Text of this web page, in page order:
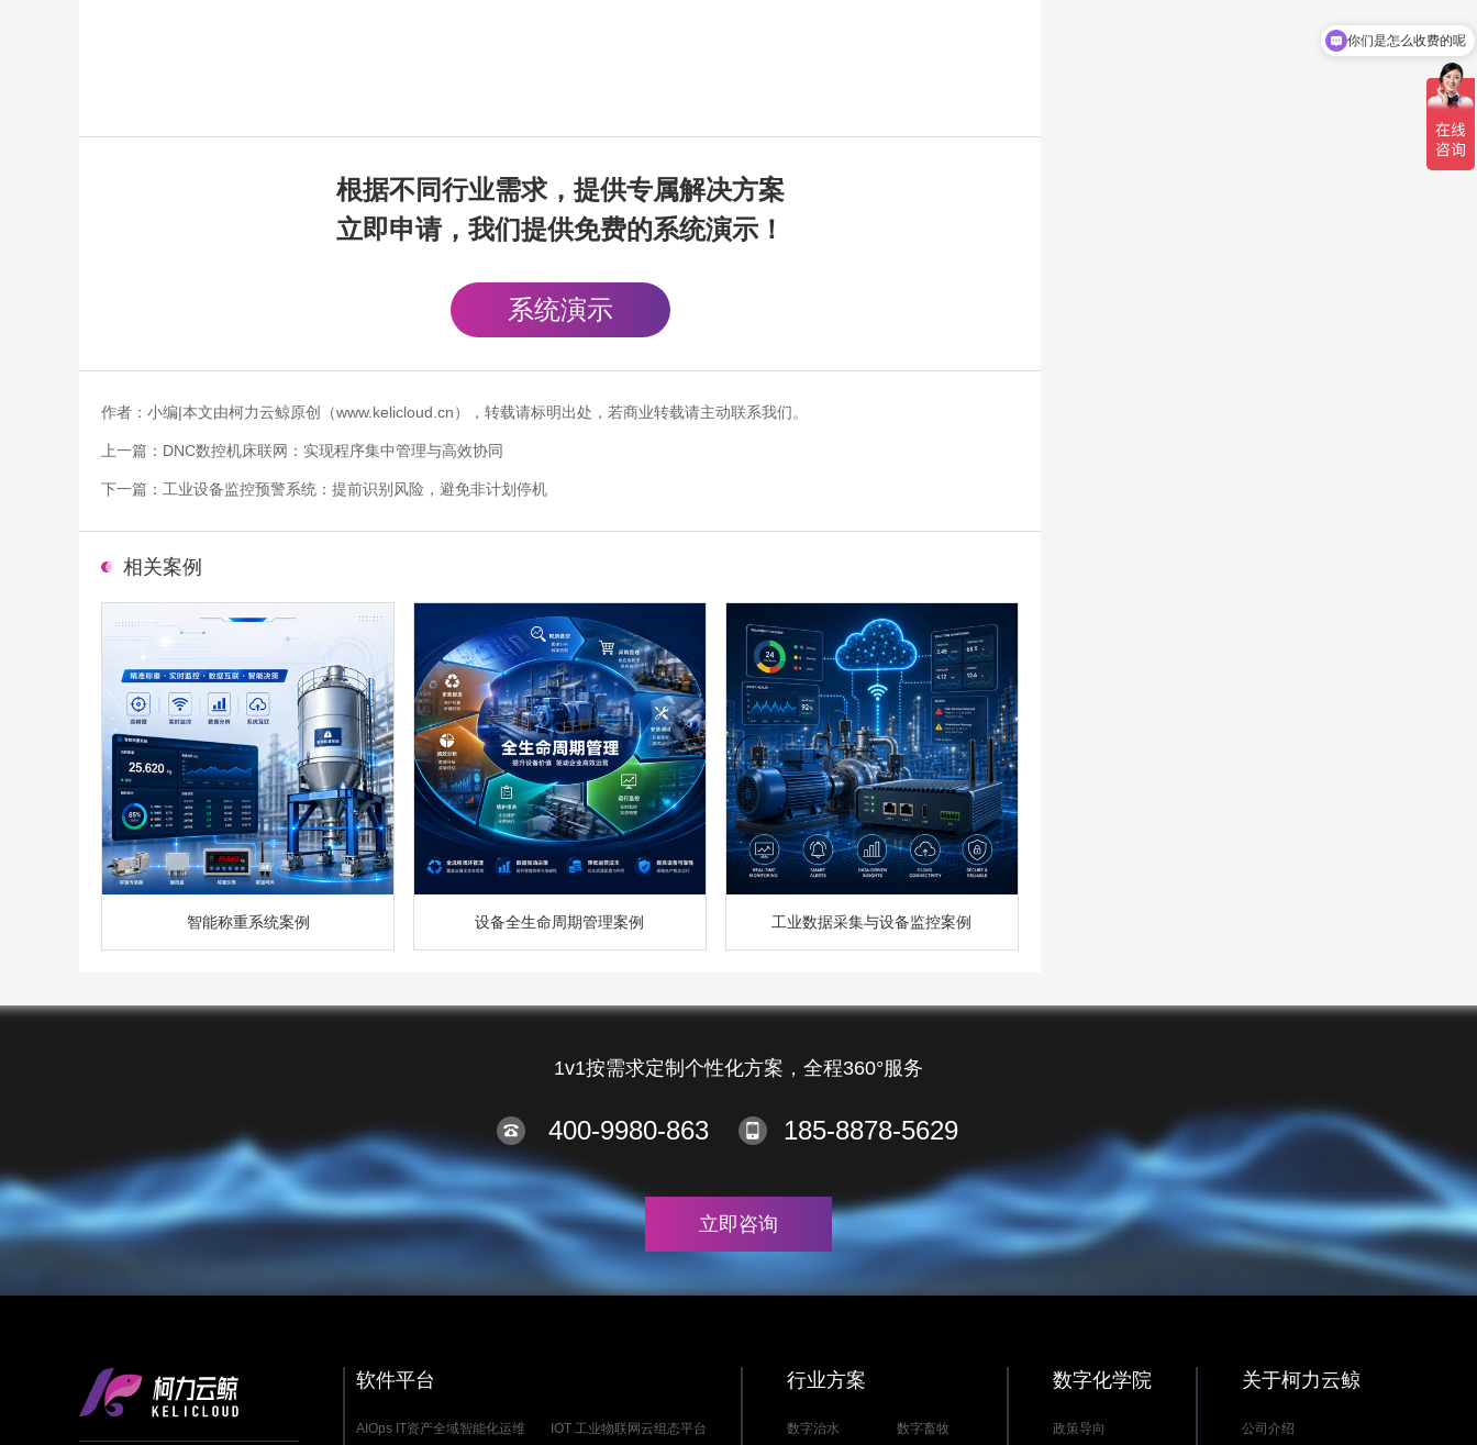
根据不同行业需求，提供专属解决方案
立即申请，我们提供免费的系统演示！
系统演示
作者：小编|本文由柯力云鲸原创（www.kelicloud.cn），转载请标明出处，若商业转载请主动联系我们。
上一篇： DNC数控机床联网：实现程序集中管理与高效协同
下一篇： 工业设备监控预警系统：提前识别风险，避免非计划停机
相关案例
智能称重系统案例 设备全生命周期管理案例 工业数据采集与设备监控案例
1v1按需求定制个性化方案，全程360°服务
400-9980-863 185-8878-5629
立即咨询
软件平台
IOT 工业物联网云组态平台
AIOps IT资产全域智能化运维
行业方案
数字治水 数字畜牧
数字化学院
政策导向
关于柯力云鲸
公司介绍
你们是怎么合作的呢？